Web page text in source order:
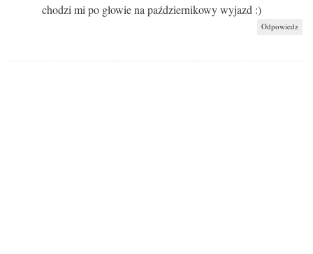
chodzi mi po głowie na październikowy wyjazd :)
Odpowiedz